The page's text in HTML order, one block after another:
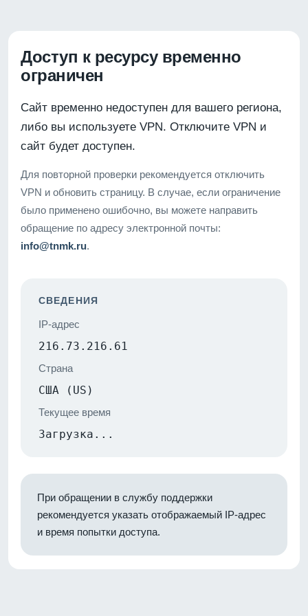
Доступ к ресурсу временно
ограничен
Сайт временно недоступен для вашего региона,
либо вы используете VPN. Отключите VPN и
сайт будет доступен.
Для повторной проверки рекомендуется отключить
VPN и обновить страницу. В случае, если ограничение
было применено ошибочно, вы можете направить
обращение по адресу электронной почты:
info@tnmk.ru.
СВЕДЕНИЯ
IP-адрес
216.73.216.61
Страна
США (US)
Текущее время
Загрузка...
При обращении в службу поддержки
рекомендуется указать отображаемый IP-адрес
и время попытки доступа.